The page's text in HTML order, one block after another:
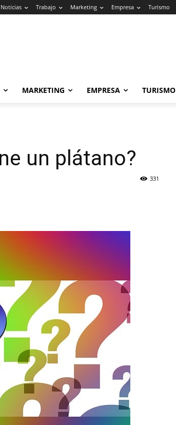
Noticias Trabajo Marketing Empresa Turismo
MARKETING EMPRESA TURISMO
un plátano?
331